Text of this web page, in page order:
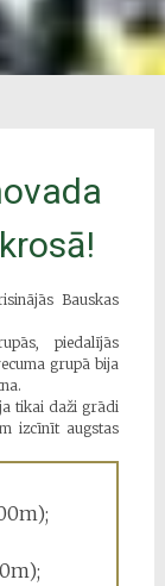
Bauskas
piedalījās
grupā bija
tikai daži grādi
izcīnīt augstas